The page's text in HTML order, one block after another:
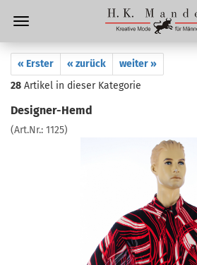
« Erster « zurück
weiter »
28 Artikel in dieser Kategorie
Designer-Hemd
(Art.Nr.: 1125)